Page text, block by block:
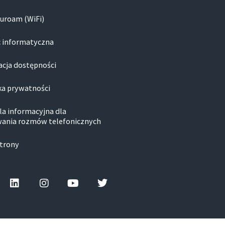
(WiFi)
informatyczna
dostępności
prywatności
informacyjna dla
rozmów telefonicznych